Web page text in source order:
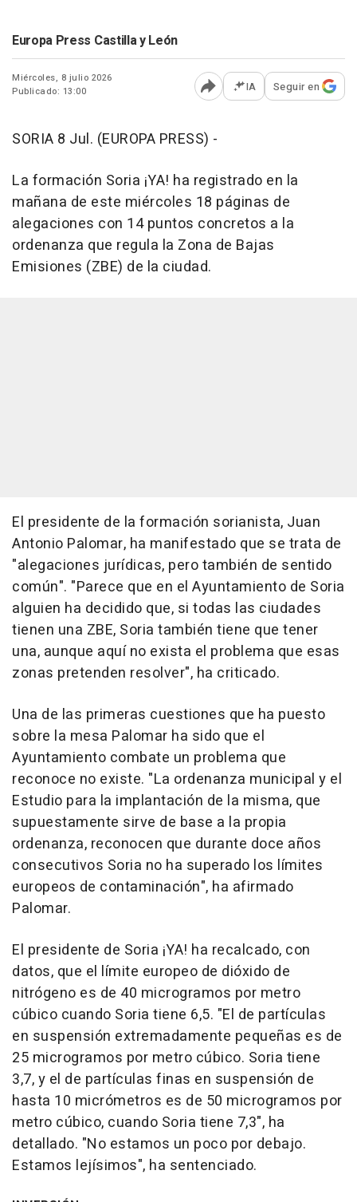
Europa Press Castilla y León
Miércoles, 8 julio 2026
Publicado: 13:00
Abrir opciones para
IA Seguir en
SORIA 8 Jul. (EUROPA PRESS) -
La formación Soria ¡YA! ha registrado en la
mañana de este miércoles 18 páginas de
alegaciones con 14 puntos concretos a la
ordenanza que regula la Zona de Bajas
Emisiones (ZBE) de la ciudad.
El presidente de la formación sorianista, Juan
Antonio Palomar, ha manifestado que se trata de
"alegaciones jurídicas, pero también de sentido
común". "Parece que en el Ayuntamiento de Soria
alguien ha decidido que, si todas las ciudades
tienen una ZBE, Soria también tiene que tener
una, aunque aquí no exista el problema que esas
zonas pretenden resolver", ha criticado.
Una de las primeras cuestiones que ha puesto
sobre la mesa Palomar ha sido que el
Ayuntamiento combate un problema que
reconoce no existe. "La ordenanza municipal y el
Estudio para la implantación de la misma, que
supuestamente sirve de base a la propia
ordenanza, reconocen que durante doce años
consecutivos Soria no ha superado los límites
europeos de contaminación", ha afirmado
Palomar.
El presidente de Soria ¡YA! ha recalcado, con
datos, que el límite europeo de dióxido de
nitrógeno es de 40 microgramos por metro
cúbico cuando Soria tiene 6,5. "El de partículas
en suspensión extremadamente pequeñas es de
25 microgramos por metro cúbico. Soria tiene
3,7, y el de partículas finas en suspensión de
hasta 10 micrómetros es de 50 microgramos por
metro cúbico, cuando Soria tiene 7,3", ha
detallado. "No estamos un poco por debajo.
Estamos lejísimos", ha sentenciado.